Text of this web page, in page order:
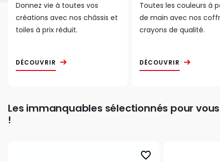
Donnez vie à toutes vos
créations avec nos châssis et
toiles à prix réduit.
DÉCOUVRIR
Toutes les couleurs à
de main avec nos
crayons de qualité.
DÉCOUVRIR
Les immanquables sélectionnés pour vous
!
favorite_border